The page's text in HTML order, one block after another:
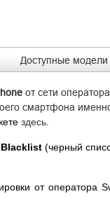
Доступные модели
от сети оператора
смартфона
здесь.
Blacklist (черный
от